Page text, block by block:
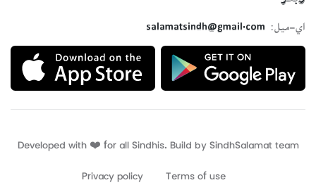
اي-ميل:
salamatsindh@gmail.com
Developed with ❤️ for all Sindhis. Build by SindhSalamat
Terms of use
Privacy policy